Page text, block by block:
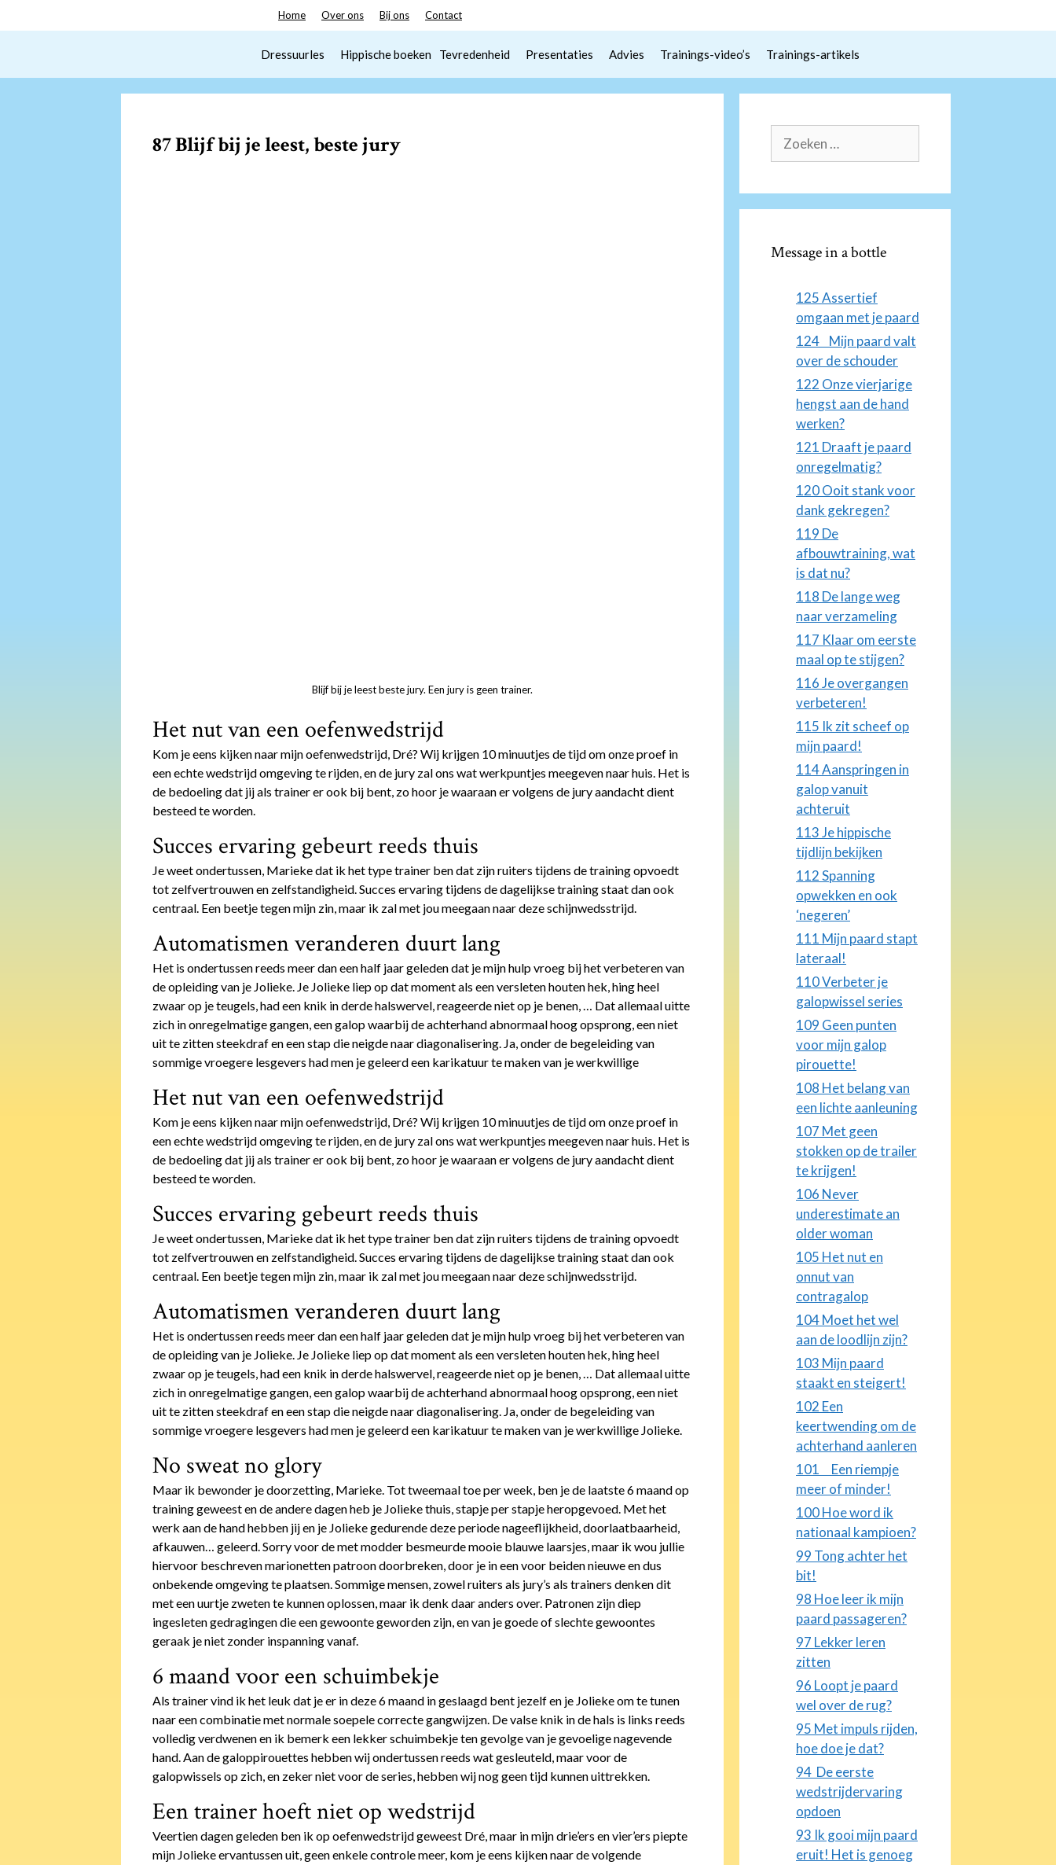
naar
Home Over ons Bij ons Contact
Dressuurles Hippische boeken Tevredenheid Presentaties Advies Trainings-video’s Trainings-artikels
87 Blijf bij je leest, beste jury
Blijf bij je leest beste jury. Een jury is geen trainer.
Het nut van een oefenwedstrijd
Kom je eens kijken naar mijn oefenwedstrijd, Dré? Wij krijgen 10 minuutjes de tijd om onze proef in
een echte wedstrijd omgeving te rijden, en de jury zal ons wat werkpuntjes meegeven naar huis. Het is
de bedoeling dat jij als trainer er ook bij bent, zo hoor je waaraan er volgens de jury aandacht dient
besteed te worden.
Succes ervaring gebeurt reeds thuis
Je weet ondertussen, Marieke dat ik het type trainer ben dat zijn ruiters tijdens de training opvoedt
tot zelfvertrouwen en zelfstandigheid. Succes ervaring tijdens de dagelijkse training staat dan ook
centraal. Een beetje tegen mijn zin, maar ik zal met jou meegaan naar deze schijnwedsstrijd.
Automatismen veranderen duurt lang
Het is ondertussen reeds meer dan een half jaar geleden dat je mijn hulp vroeg bij het verbeteren van
de opleiding van je Jolieke. Je Jolieke liep op dat moment als een versleten houten hek, hing heel
zwaar op je teugels, had een knik in derde halswervel, reageerde niet op je benen, … Dat allemaal uitte
zich in onregelmatige gangen, een galop waarbij de achterhand abnormaal hoog opsprong, een niet
uit te zitten steekdraf en een stap die neigde naar diagonalisering. Ja, onder de begeleiding van
sommige vroegere lesgevers had men je geleerd een karikatuur te maken van je werkwillige
Het nut van een oefenwedstrijd
Kom je eens kijken naar mijn oefenwedstrijd, Dré? Wij krijgen 10 minuutjes de tijd om onze proef in
een echte wedstrijd omgeving te rijden, en de jury zal ons wat werkpuntjes meegeven naar huis. Het is
de bedoeling dat jij als trainer er ook bij bent, zo hoor je waaraan er volgens de jury aandacht dient
besteed te worden.
Succes ervaring gebeurt reeds thuis
Je weet ondertussen, Marieke dat ik het type trainer ben dat zijn ruiters tijdens de training opvoedt
tot zelfvertrouwen en zelfstandigheid. Succes ervaring tijdens de dagelijkse training staat dan ook
centraal. Een beetje tegen mijn zin, maar ik zal met jou meegaan naar deze schijnwedsstrijd.
Automatismen veranderen duurt lang
Het is ondertussen reeds meer dan een half jaar geleden dat je mijn hulp vroeg bij het verbeteren van
de opleiding van je Jolieke. Je Jolieke liep op dat moment als een versleten houten hek, hing heel
zwaar op je teugels, had een knik in derde halswervel, reageerde niet op je benen, … Dat allemaal uitte
zich in onregelmatige gangen, een galop waarbij de achterhand abnormaal hoog opsprong, een niet
uit te zitten steekdraf en een stap die neigde naar diagonalisering. Ja, onder de begeleiding van
sommige vroegere lesgevers had men je geleerd een karikatuur te maken van je werkwillige Jolieke.
No sweat no glory
Maar ik bewonder je doorzetting, Marieke. Tot tweemaal toe per week, ben je de laatste 6 maand op
training geweest en de andere dagen heb je Jolieke thuis, stapje per stapje heropgevoed. Met het
werk aan de hand hebben jij en je Jolieke gedurende deze periode nageeflijkheid, doorlaatbaarheid,
afkauwen… geleerd. Sorry voor de met modder besmeurde mooie blauwe laarsjes, maar ik wou jullie
hiervoor beschreven marionetten patroon doorbreken, door je in een voor beiden nieuwe en dus
onbekende omgeving te plaatsen. Sommige mensen, zowel ruiters als jury’s als trainers denken dit
met een uurtje zweten te kunnen oplossen, maar ik denk daar anders over. Patronen zijn diep
ingesleten gedragingen die een gewoonte geworden zijn, en van je goede of slechte gewoontes
geraak je niet zonder inspanning vanaf.
6 maand voor een schuimbekje
Als trainer vind ik het leuk dat je er in deze 6 maand in geslaagd bent jezelf en je Jolieke om te tunen
naar een combinatie met normale soepele correcte gangwijzen. De valse knik in de hals is links reeds
volledig verdwenen en ik bemerk een lekker schuimbekje ten gevolge van je gevoelige nagevende
hand. Aan de galoppirouettes hebben wij ondertussen reeds wat gesleuteld, maar voor de
galopwissels op zich, en zeker niet voor de series, hebben wij nog geen tijd kunnen uittrekken.
Een trainer hoeft niet op wedstrijd
Veertien dagen geleden ben ik op oefenwedstrijd geweest Dré, maar in mijn drie’ers en vier’ers piepte
mijn Jolieke ervantussen uit, geen enkele controle meer, kom je eens kijken naar de volgende
naar:
Message in a bottle
125 Assertief
omgaan met je paard
124 Mijn paard valt
over de schouder
122 Onze vierjarige
hengst aan de hand
werken?
121 Draaft je paard
onregelmatig?
120 Ooit stank voor
dank gekregen?
119 De
afbouwtraining, wat
is dat nu?
118 De lange weg
naar verzameling
117 Klaar om eerste
maal op te stijgen?
116 Je overgangen
verbeteren!
115 Ik zit scheef op
mijn paard!
114 Aanspringen in
galop vanuit
achteruit
113 Je hippische
tijdlijn bekijken
112 Spanning
opwekken en ook
‘negeren’
111 Mijn paard stapt
lateraal!
110 Verbeter je
galopwissel series
109 Geen punten
voor mijn galop
pirouette!
108 Het belang van
een lichte aanleuning
107 Met geen
stokken op de trailer
te krijgen!
106 Never
underestimate an
older woman
105 Het nut en
onnut van
contragalop
104 Moet het wel
aan de loodlijn zijn?
103 Mijn paard
staakt en steigert!
102 Een
keertwending om de
achterhand aanleren
101 Een riempje
meer of minder!
100 Hoe word ik
nationaal kampioen?
99 Tong achter het
bit!
98 Hoe leer ik mijn
paard passageren?
97 Lekker leren
zitten
96 Loopt je paard
wel over de rug?
95 Met impuls rijden,
hoe doe je dat?
94 De eerste
wedstrijdervaring
opdoen
93 Ik gooi mijn paard
eruit! Het is genoeg